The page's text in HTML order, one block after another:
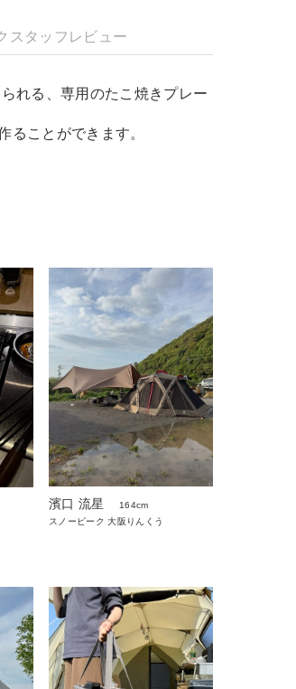
スタッフレビュー
れる、専用のたこ焼きプレー
ることができます。
濱口 流星
164cm
スノーピーク 大阪りんくう